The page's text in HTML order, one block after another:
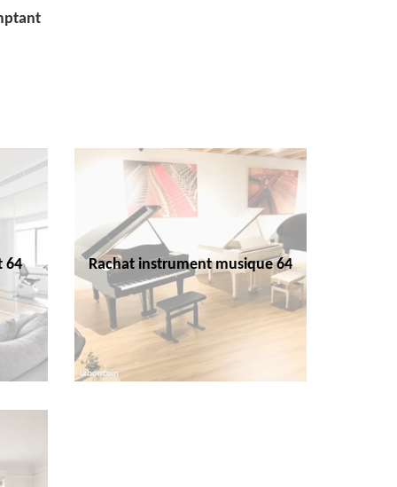
64 Rachat instrument musique 64